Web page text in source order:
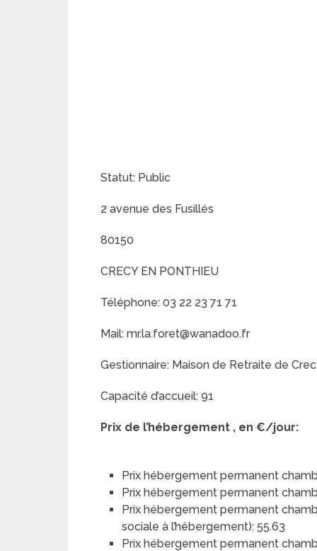
Statut: Public
2 avenue des Fusillés
80150
CRECY EN PONTHIEU
Téléphone: 03 22 23 71 71
Mail: mr.la.foret@wanadoo.fr
Gestionnaire: Maison de Retraite de
Capacité d’accueil: 91
Prix de l’hébergement , en €/jour:
Prix hébergement permanent
Prix hébergement permanent
Prix hébergement permanent
sociale à l’hébergement): 55.63
Prix hébergement permanent